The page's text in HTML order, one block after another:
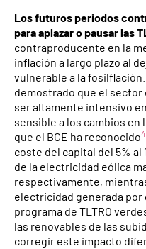
Los futuros periodos
para aplazar o pausar las
contraproducente en la
inflación a largo plazo al
vulnerable a la
demostrado que el sector
ser altamente intensivo
sensible a los cambios
que el BCE ha reconocido
coste del capital del 5%
de la electricidad eólica
respectivamente,
electricidad generada por
programa de TLTRO
las renovables de las
corregir este impacto